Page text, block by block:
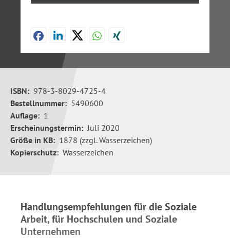
ISBN: 978-3-8029-4725-4
Bestellnummer: 5490600
Auflage: 1
Erscheinungstermin: Juli 2020
Größe in KB: 1878 (zzgl. Wasserzeichen)
Kopierschutz: Wasserzeichen
Handlungsempfehlungen für die Soziale
Arbeit, für Hochschulen und Soziale
Unternehmen